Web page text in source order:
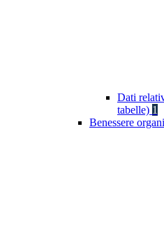
Dati
tabelle) 1
Benessere